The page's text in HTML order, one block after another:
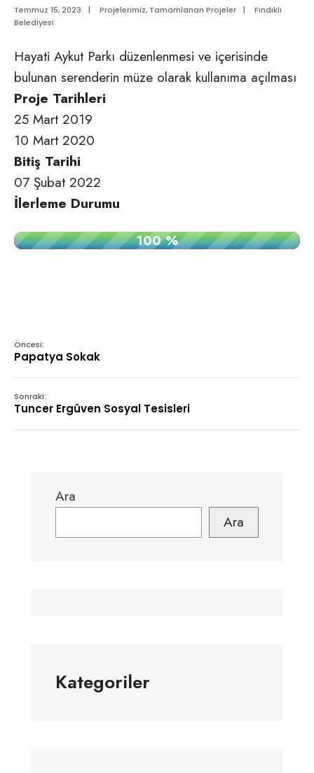
Temmuz 15, 2023 | Projelerimiz, Tamamlanan Projeler |
Fındıklı
Belediyesi
Hayati Aykut Parkı düzenlenmesi ve içerisinde
bulunan serenderin müze olarak kullanıma açılması
Proje Tarihleri
25 Mart 2019
10 Mart 2020
Bitiş Tarihi
07 Şubat 2022
İlerleme Durumu
100 %
Öncesi:
Papatya Sokak
Sonraki:
Tuncer Ergüven Sosyal Tesisleri
Ara
Ara
Kategoriler